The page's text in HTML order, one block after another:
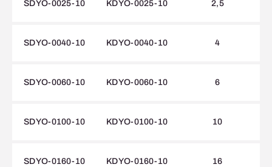
SDYO-0025-10 KDYO-0025-10 2,5
SDYO-0040-10 KDYO-0040-10 4
SDYO-0060-10 KDYO-0060-10 6
SDYO-0100-10 KDYO-0100-10 10
SDYO-0160-10 KDYO-0160-10 16